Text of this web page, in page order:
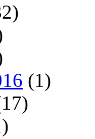
(1)